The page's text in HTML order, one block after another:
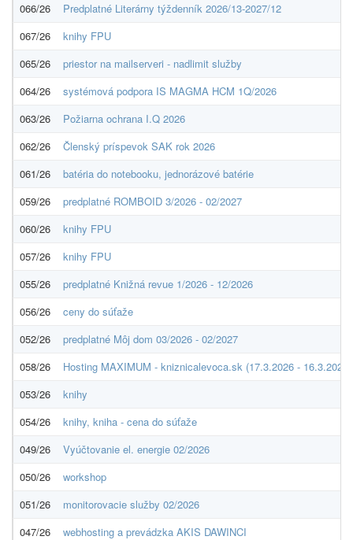
066/26
Predplatné Literárny týždenník 2026/13-2027/12
067/26
knihy FPU
065/26
priestor na mailserveri - nadlimit služby
064/26
systémová podpora IS MAGMA HCM 1Q/2026
063/26
Požiarna ochrana I.Q 2026
062/26
Členský príspevok SAK rok 2026
061/26
batéria do notebooku, jednorázové batérie
059/26
predplatné ROMBOID 3/2026 - 02/2027
060/26
knihy FPU
057/26
knihy FPU
055/26
predplatné Knižná revue 1/2026 - 12/2026
056/26
ceny do súťaže
052/26
predplatné Môj dom 03/2026 - 02/2027
058/26
Hosting MAXIMUM - kniznicalevoca.sk (17.3.2026 - 16.3.2027)
053/26
knihy
054/26
knihy, kniha - cena do súťaže
049/26
Vyúčtovanie el. energie 02/2026
050/26
workshop
051/26
monitorovacie služby 02/2026
047/26
webhosting a prevádzka AKIS DAWINCI